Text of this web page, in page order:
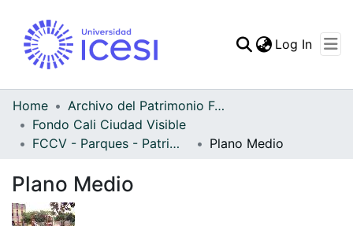
Log In
Home
Archivo del Patrimonio Fotográfico y Fílmico del Valle del Cauca
Fondo Cali Ciudad Visible
FCCV - Parques - Patrimonial
Plano Medio
Plano Medio